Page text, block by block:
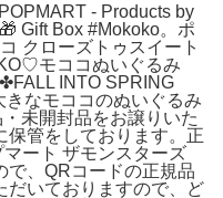
- Products by
Gift Box #Mokoko。ポ
クローズトゥスイート
モココぬいぐるみ
INTO SPRING
なモココのぬいぐるみ
未開封品をお譲りいた
保管をしております。正
ート ザモンスターズ
で、QRコードの正規品
だいておりますので、ど